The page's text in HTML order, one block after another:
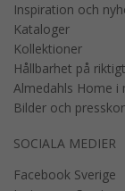
Inspiration och
Kataloger
Kollektioner
Hållbarhet på riktigt
Almedahls Home i
Bilder och
SOCIALA MEDIER
Facebook Sverige